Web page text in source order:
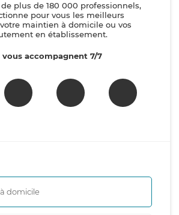
plus de 180 000 professionnels,
pour vous les meilleurs
maintien à domicile ou vos
en établissement.
vous accompagnent 7/7
domicile